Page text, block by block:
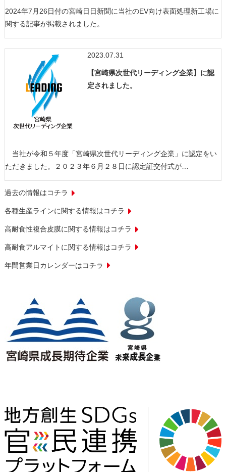
2024年7月26日付の宮崎日日新聞に当社のEV向け表面処理新工場に
関する記事が掲載されました。
2023.07.31
【宮崎県次世代リーディング企業】に認
定されました。
当社が令和５年度「宮崎県次世代リーディング企業」に認定をい
ただきました。２０２３年６月２８日に認定証交付式が…
過去の情報はコチラ
各種生産ラインに関する情報はコチラ
高耐食性複合皮膜に関する情報はコチラ
高耐食アルマイトに関する情報はコチラ
年間営業日カレンダーはコチラ